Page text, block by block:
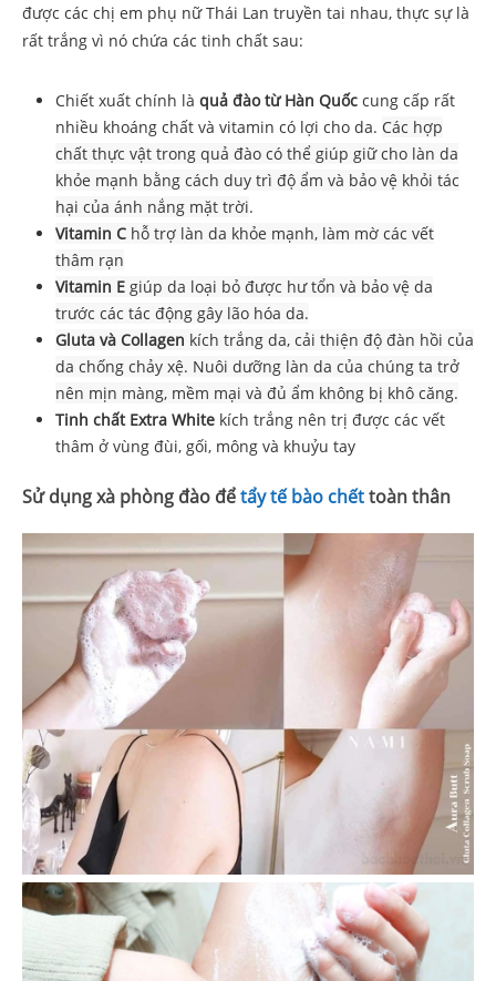
được các chị em phụ nữ Thái Lan truyền tai nhau, thực sự là
rất trắng vì nó chứa các tinh chất sau:
Chiết xuất chính là quả đào từ Hàn Quốc cung cấp rất
nhiều khoáng chất và vitamin có lợi cho da. Các hợp
chất thực vật trong quả đào có thể giúp giữ cho làn da
khỏe mạnh bằng cách duy trì độ ẩm và bảo vệ khỏi tác
hại của ánh nắng mặt trời.
Vitamin C hỗ trợ làn da khỏe mạnh, làm mờ các vết
thâm rạn
Vitamin E giúp da loại bỏ được hư tổn và bảo vệ da
trước các tác động gây lão hóa da.
Gluta và Collagen kích trắng da, cải thiện độ đàn hồi của
da chống chảy xệ. Nuôi dưỡng làn da của chúng ta trở
nên mịn màng, mềm mại và đủ ẩm không bị khô căng.
Tinh chất Extra White kích trắng nên trị được các vết
thâm ở vùng đùi, gối, mông và khuỷu tay
Sử dụng xà phòng đào đểtẩy tế bào chếttoàn thân